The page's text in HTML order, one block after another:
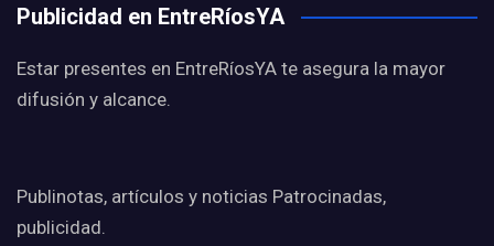
Publicidad en EntreRíosYA
Estar presentes en EntreRíosYA te asegura la mayor
difusión y alcance.
Publinotas, artículos y noticias Patrocinadas,
publicidad.